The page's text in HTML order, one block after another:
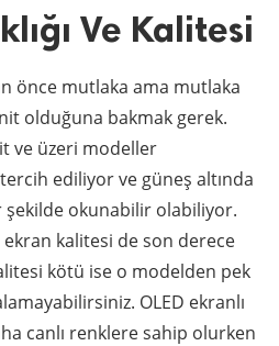
Ve Kalitesi
önce mutlaka ama mutlaka
olduğuna bakmak gerek.
ve üzeri modeller
ediliyor ve güneş altında
şekilde okunabilir olabiliyor.
ekran kalitesi de son derece
kötü ise o modelden pek
OLED ekranlı
canlı renklere sahip olurken